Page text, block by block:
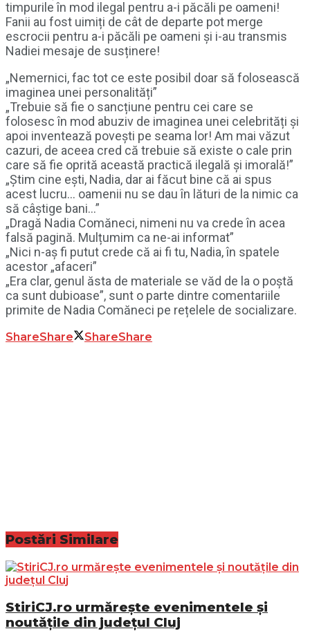
timpurile în mod ilegal pentru a-i păcăli pe oameni!
Fanii au fost uimiți de cât de departe pot merge
escrocii pentru a-i păcăli pe oameni și i-au transmis
Nadiei mesaje de susținere!
„Nemernici, fac tot ce este posibil doar să folosească
imaginea unei personalități”
„Trebuie să fie o sancțiune pentru cei care se
folosesc în mod abuziv de imaginea unei celebrități și
apoi inventează povești pe seama lor! Am mai văzut
cazuri, de aceea cred că trebuie să existe o cale prin
care să fie oprită această practică ilegală și imorală!”
„Știm cine ești, Nadia, dar ai făcut bine că ai spus
acest lucru… oamenii nu se dau în lături de la nimic ca
să câștige bani…”
„Dragă Nadia Comăneci, nimeni nu va crede în acea
falsă pagină. Mulțumim ca ne-ai informat”
„Nici n-aș fi putut crede că ai fi tu, Nadia, în spatele
acestor „afaceri”
„Era clar, genul ăsta de materiale se văd de la o poștă
ca sunt dubioase”, sunt o parte dintre comentariile
primite de Nadia Comăneci pe rețelele de socializare.
ShareShare ShareShare
Postări Similare
StiriCJ.ro urmărește evenimentele și
noutățile din județul Cluj